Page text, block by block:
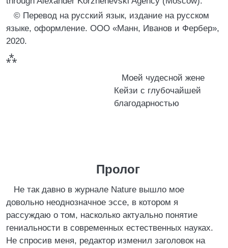
© Перевод на русский язык, издание на русском
языке, оформление. ООО «Манн, Иванов и Фербер»,
2020.
⁂
Моей чудесной жене
Кейзи с глубочайшей
благодарностью
Пролог
Не так давно в журнале Nature вышло мое
довольно неоднозначное эссе, в котором я
рассуждаю о том, насколько актуально понятие
гениальности в современных естественных науках.
Не спросив меня, редактор изменил заголовок на